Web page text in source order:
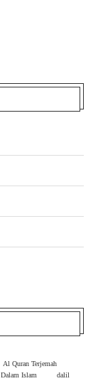
Al Quran Terjemah
Dalam Islam
dalil